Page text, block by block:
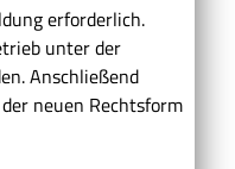
erforderlich.
unter der
Anschließend
neuen Rechtsform